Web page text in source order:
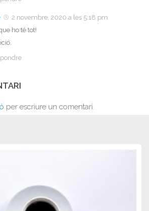
2 novembre, 2020 a les 5:18 pm
ho té tot!
per escriure un comentari.